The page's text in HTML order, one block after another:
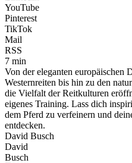
YouTube
Pinterest
TikTok
Mail
RSS
7 min
Von der eleganten europäischen
Westernreiten bis hin zu den
die Vielfalt der Reitkulturen
eigenes Training. Lass dich
dem Pferd zu verfeinern und
entdecken.
David Busch
David
Busch